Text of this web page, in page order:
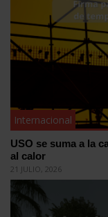
Internacional
USO se suma a la
al calor
21 JULIO, 2026